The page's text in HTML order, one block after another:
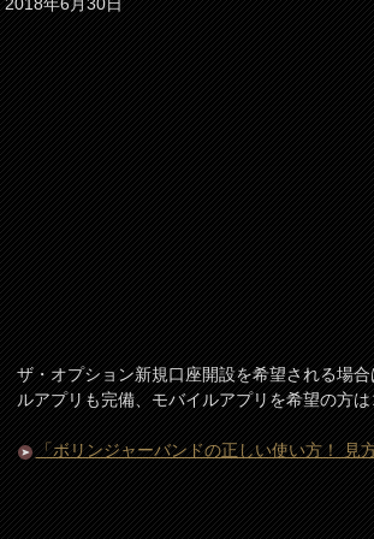
ザ・オプション新規口座開設を希望される場
ルアプリも完備、モバイルアプリを希望の方
「ボリンジャーバンドの正しい使い方！ 見